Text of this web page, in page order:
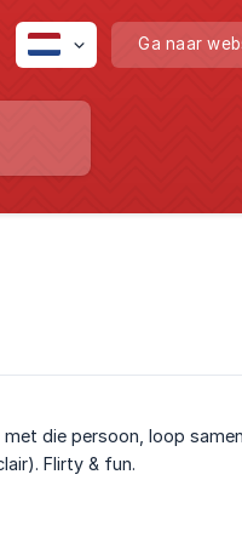
Ga naar
die persoon, loop
Flirty & fun.